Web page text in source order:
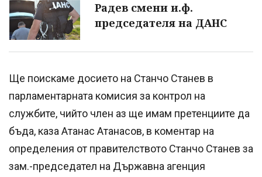
Радев смени и.ф.
председателя на ДАНС
Ще поискаме досието на Станчо Станев в
парламентарната комисия за контрол на
службите, чийто член аз ще имам претенциите да
бъда, каза Атанас Атанасов, в коментар на
определения от правителството Станчо Станев за
зам.-председател на Държавна агенция